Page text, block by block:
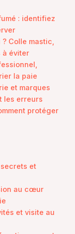
: identifiez
Colle mastic,
à éviter
la paie
et marques
les erreurs
protéger
et
au cœur
et visite au